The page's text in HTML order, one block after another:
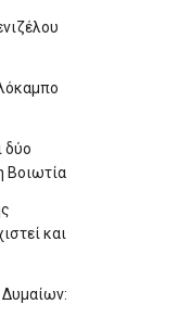
δύο
Βοιωτία
και